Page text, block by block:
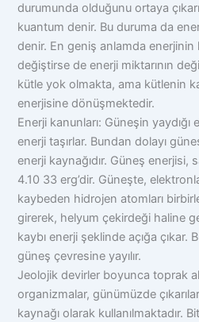
durumunda olduğunu ortaya
kuantum denir. Bu duruma da
denir. En geniş anlamda enerjinin
değiştirse de enerji miktarının
kütle yok olmakta, ama kütlenin
enerjisine dönüşmektedir.
Enerji kanunları: Güneşin
enerji taşırlar. Bundan dolayı
enerji kaynağıdır. Güneş enerjisi,
4.10 33 erg’dir. Güneşte,
kaybeden hidrojen atomları
girerek, helyum çekirdeği haline
kaybı enerji şeklinde açığa çıkar.
güneş çevresine yayılır.
Jeolojik devirler boyunca toprak
organizmalar, günümüzde
kaynağı olarak kullanılmaktadır.